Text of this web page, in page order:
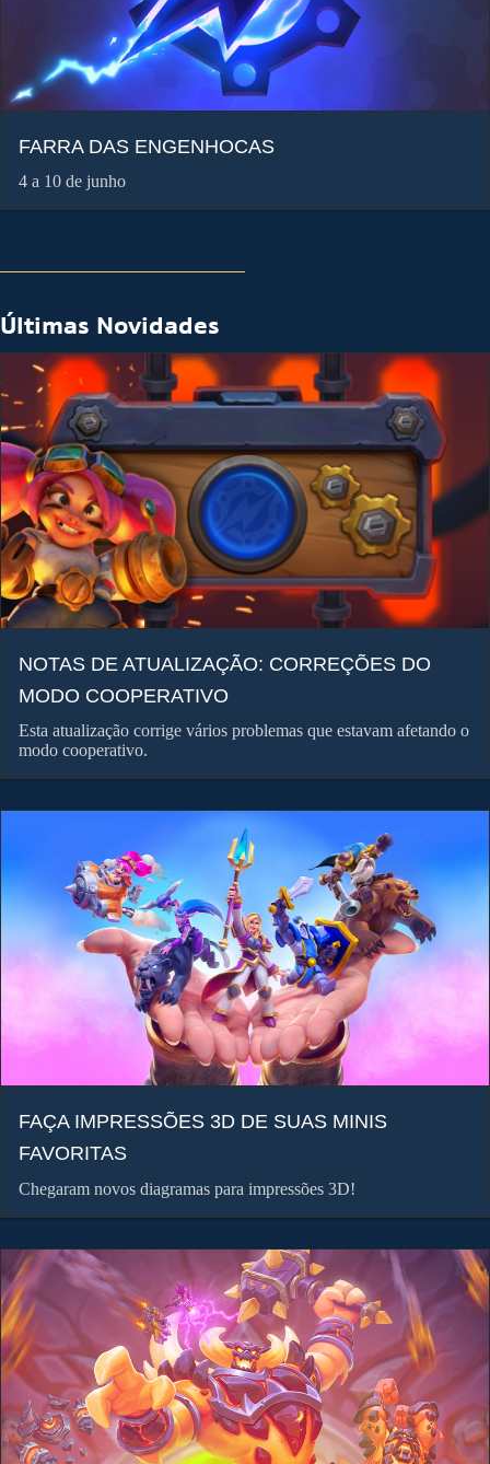
FARRA DAS ENGENHOCAS
4 a 10 de junho
Últimas Novidades
NOTAS DE ATUALIZAÇÃO: CORREÇÕES DO
MODO COOPERATIVO
Esta atualização corrige vários problemas que estavam afetando o
modo cooperativo.
FAÇA IMPRESSÕES 3D DE SUAS MINIS
FAVORITAS
Chegaram novos diagramas para impressões 3D!